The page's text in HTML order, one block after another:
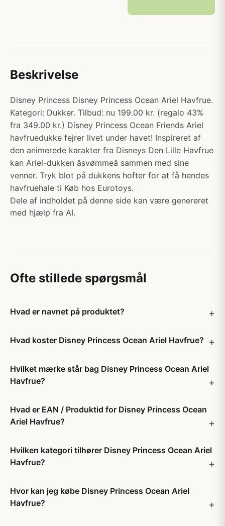
Beskrivelse
Disney Princess Disney Princess Ocean Ariel Havfrue.
Kategori: Dukker. Tilbud: nu 199.00 kr. (regalo 43%
fra 349.00 kr.) Disney Princess Ocean Friends Ariel
havfruedukke fejrer livet under havet! Inspireret af
den animerede karakter fra Disneys Den Lille Havfrue
kan Ariel-dukken âsvømmeâ sammen med sine
venner. Tryk blot på dukkens hofter for at få hendes
havfruehale ti Køb hos Eurotoys.
Dele af indholdet på denne side kan være genereret
med hjælp fra AI.
Ofte stillede spørgsmål
Hvad er navnet på produktet?
Hvad koster Disney Princess Ocean Ariel Havfrue?
Hvilket mærke står bag Disney Princess Ocean Ariel
Havfrue?
Hvad er EAN / Produktid for Disney Princess Ocean
Ariel Havfrue?
Hvilken kategori tilhører Disney Princess Ocean Ariel
Havfrue?
Hvor kan jeg købe Disney Princess Ocean Ariel
Havfrue?